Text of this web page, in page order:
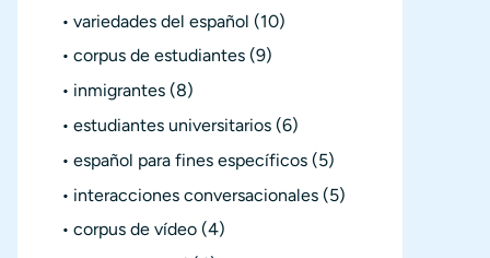
variedades del español (10)
corpus de estudiantes (9)
inmigrantes (8)
estudiantes universitarios (6)
español para fines específicos (5)
interacciones conversacionales (5)
corpus de vídeo (4)